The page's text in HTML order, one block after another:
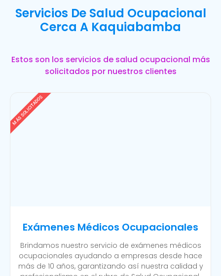
Servicios De Salud Ocupacional
Cerca A Kaquiabamba
Estos son los servicios de salud ocupacional más
solicitados por nuestros clientes
Exámenes Médicos Ocupacionales
Brindamos nuestro servicio de exámenes médicos
ocupacionales ayudando a empresas desde hace
más de 10 años, garantizando así nuestra calidad y
MÁS SOLICITADOS